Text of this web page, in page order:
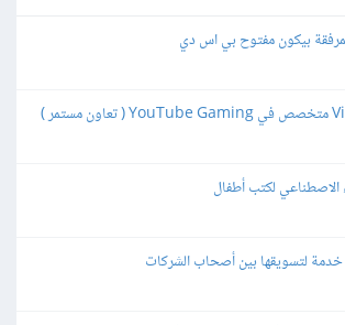
بيكون مفتوح بي اس دي
لتسويقها بين أصحاب الشركات